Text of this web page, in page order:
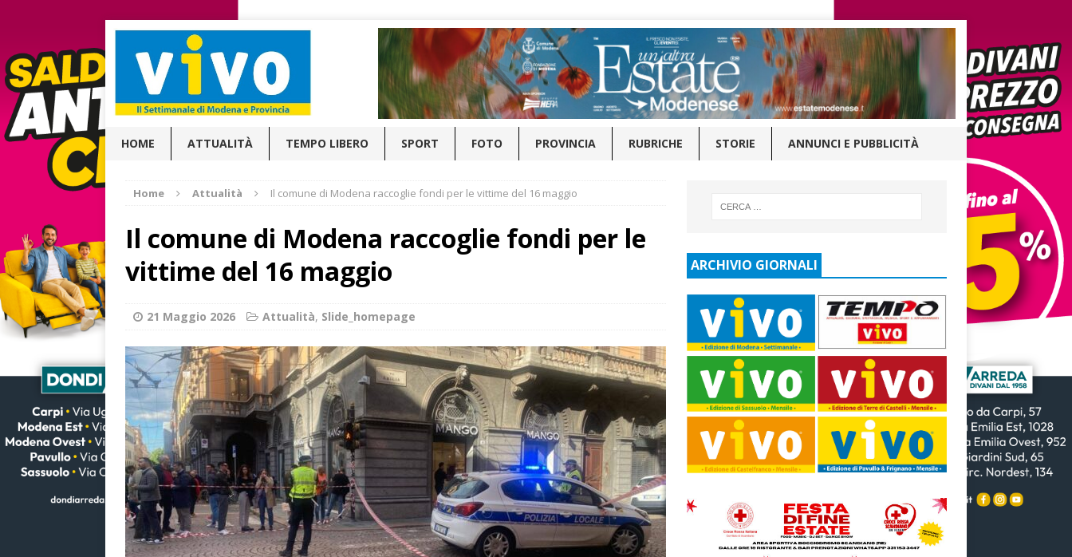
HOME ATTUALITÀ TEMPO LIBERO SPORT FOTO PROVINCIA RUBRICHE STORIE ANNUNCI E PUBBLICITÀ
Home Attualità Il comune di Modena raccoglie fondi per le vittime del 16 maggio
Il comune di Modena raccoglie fondi per le
vittime del 16 maggio
21 Maggio 2026 Attualità, Slide_homepage
ARCHIVIO GIORNALI